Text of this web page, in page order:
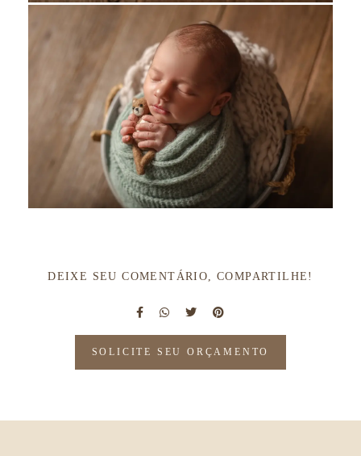
DEIXE SEU COMENTÁRIO, COMPARTILHE!
SOLICITE SEU ORÇAMENTO